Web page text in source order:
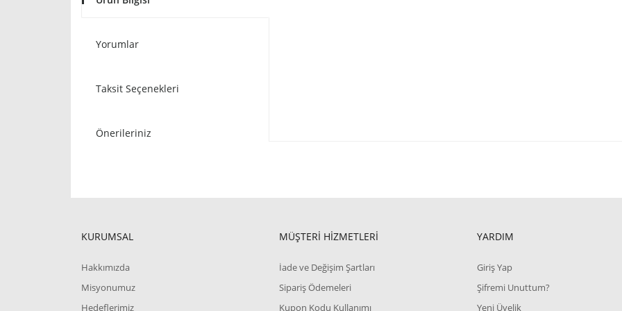
Yorumlar
Taksit Seçenekleri
Önerileriniz
KURUMSAL
Hakkımızda
Misyonumuz
Hedeflerimiz
MÜŞTERİ HİZMETLERİ
İade ve Değişim Şartları
Sipariş Ödemeleri
Kupon Kodu Kullanımı
YARDIM
Giriş Yap
Şifremi Unuttum?
Yeni Üyelik